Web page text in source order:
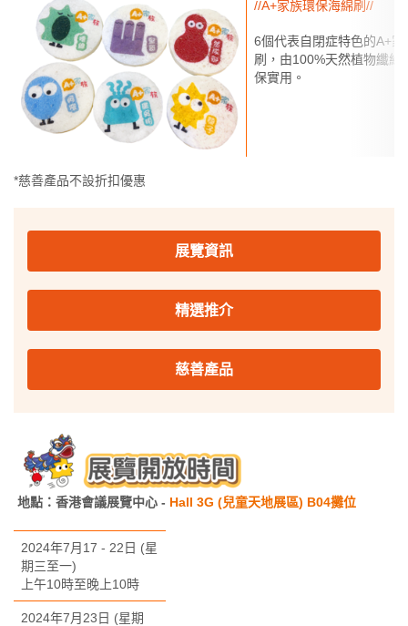
//A+家族環保海綿刷//
6個代表自閉症特色的A+
刷，由100%天然植物纖維
保實用。
*慈善產品不設折扣優惠
展覽資訊
精選推介
慈善產品
地點：香港會議展覽中心 - Hall 3G (兒童天地展區) B04攤位
2024年7月17 - 22日 (星
期三至一)
上午10時至晚上10時
2024年7月23日 (星期